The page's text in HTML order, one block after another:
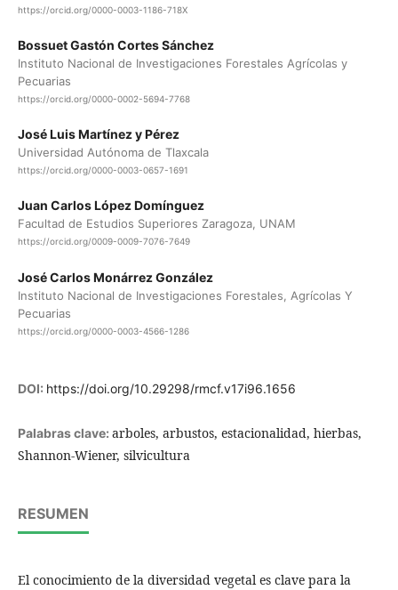
https://orcid.org/0000-0003-1186-718X
Bossuet Gastón Cortes Sánchez
Instituto Nacional de Investigaciones Forestales Agrícolas y
Pecuarias
https://orcid.org/0000-0002-5694-7768
José Luis Martínez y Pérez
Universidad Autónoma de Tlaxcala
https://orcid.org/0000-0003-0657-1691
Juan Carlos López Domínguez
Facultad de Estudios Superiores Zaragoza, UNAM
https://orcid.org/0009-0009-7076-7649
José Carlos Monárrez González
Instituto Nacional de Investigaciones Forestales, Agrícolas Y
Pecuarias
https://orcid.org/0000-0003-4566-1286
DOI: https://doi.org/10.29298/rmcf.v17i96.1656
Palabras clave: arboles, arbustos, estacionalidad, hierbas,
Shannon-Wiener, silvicultura
RESUMEN
El conocimiento de la diversidad vegetal es clave para la